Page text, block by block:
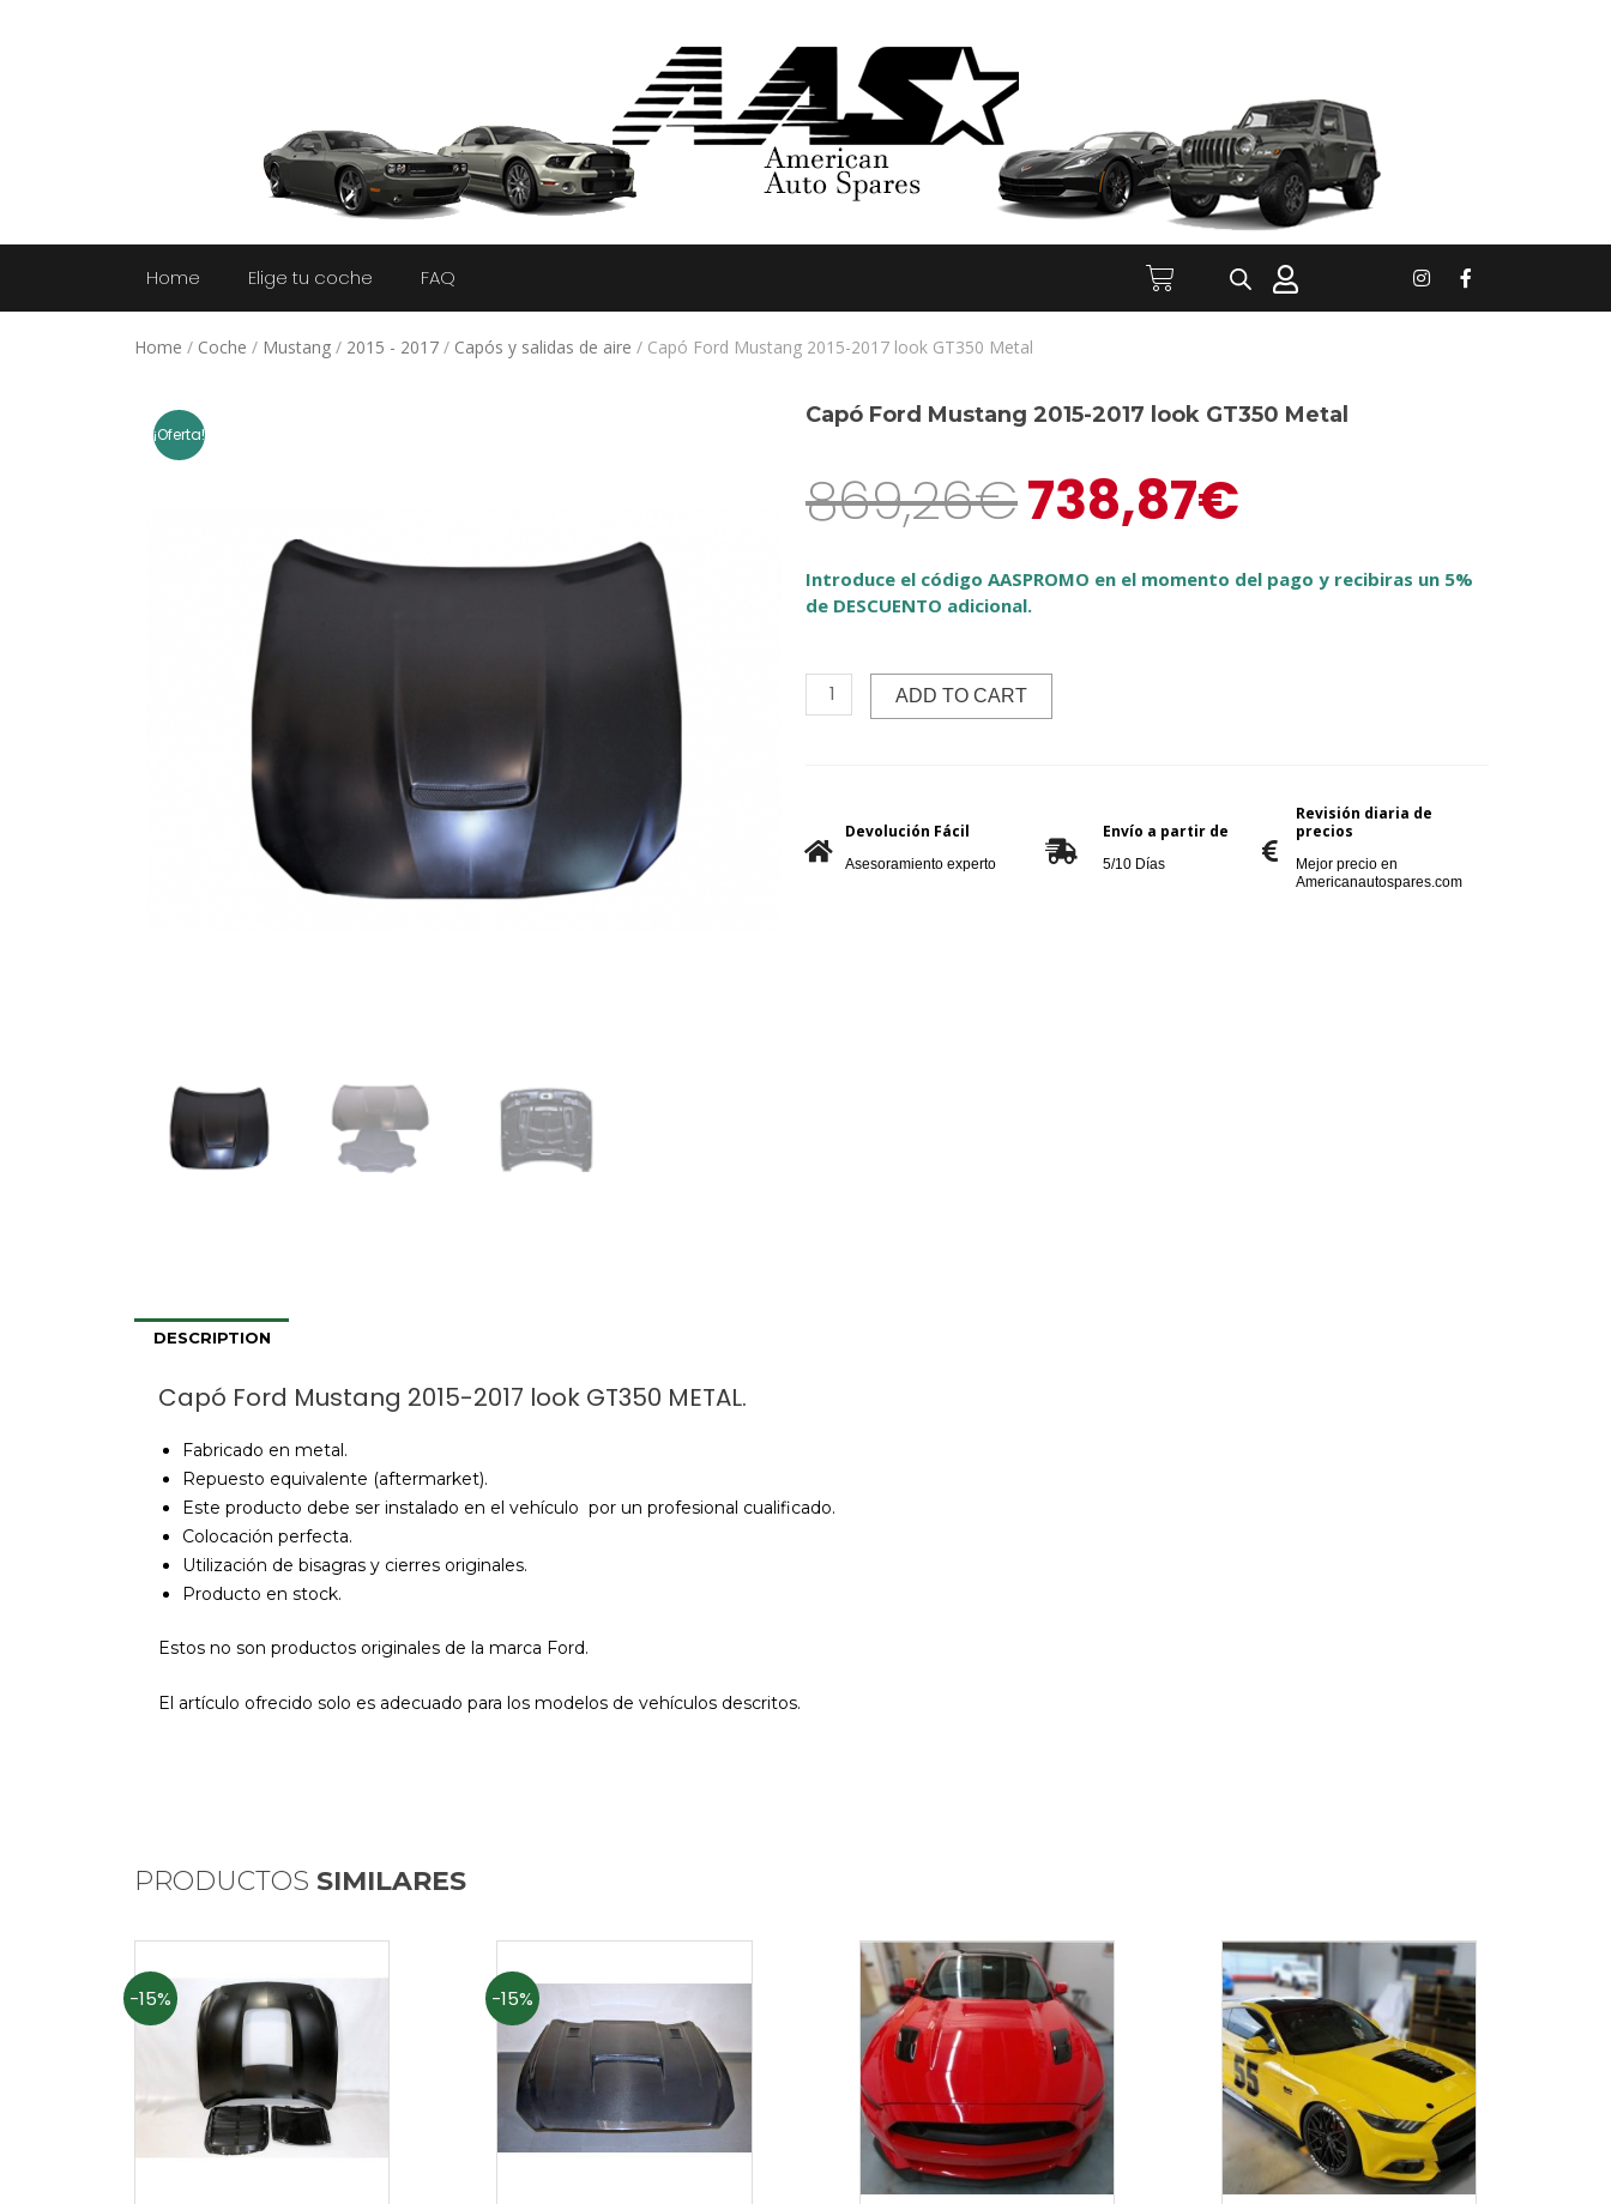
Home Elige tu coche FAQ
Home / Coche / Mustang / 2015 - 2017 / Capós y salidas de aire / Capó Ford Mustang 2015-2017 look GT350 Metal
¡Oferta!
Capó Ford Mustang 2015-2017 look GT350 Metal
869,26€738,87€
Introduce el código AASPROMO en el momento del pago y recibiras un 5%
de DESCUENTO adicional.
ADD TO CART
Devolución Fácil
Asesoramiento experto
Envío a partir de
5/10 Días
Revisión diaria de
precios
Mejor precio en
Americanautospares.com
DESCRIPTION
Capó Ford Mustang 2015-2017 look GT350 METAL.
Fabricado en metal.
Repuesto equivalente (aftermarket).
Este producto debe ser instalado en el vehículo por un profesional cualificado.
Colocación perfecta.
Utilización de bisagras y cierres originales.
Producto en stock.
Estos no son productos originales de la marca Ford.
El artículo ofrecido solo es adecuado para los modelos de vehículos descritos.
PRODUCTOS SIMILARES
-15% -15%